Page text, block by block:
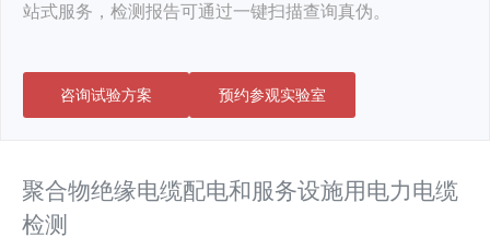
站式服务，检测报告可通过一键扫描查询真伪。
咨询试验方案 预约参观实验室
聚合物绝缘电缆配电和服务设施用电力电缆
检测